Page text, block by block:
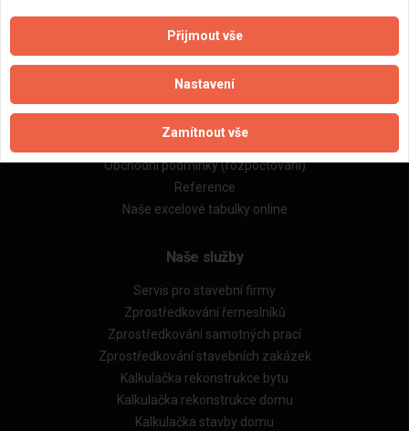
Důležité informace
Naše firmy a řemeslníci
Obchodní podmínky (rozpočtování)
Reference
Naše excelové tabulky online
Naše služby
Servis pro stavební firmy
Zprostředkování řemeslníků
Zprostředkování samotných prací
Zprostředkování stavebních zakázek
Kalkulačka rekonstrukce bytu
Kalkulačka rekonstrukce domu
Kalkulačka stavby domu
Přijmout vše
Nastavení
Zamítnout vše